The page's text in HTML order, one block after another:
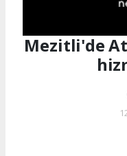
Mezitli'de